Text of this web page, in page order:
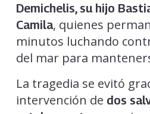
Demichelis, su hijo
Camila, quienes
minutos luchando
del mar para
La tragedia se evitó
intervención de dos